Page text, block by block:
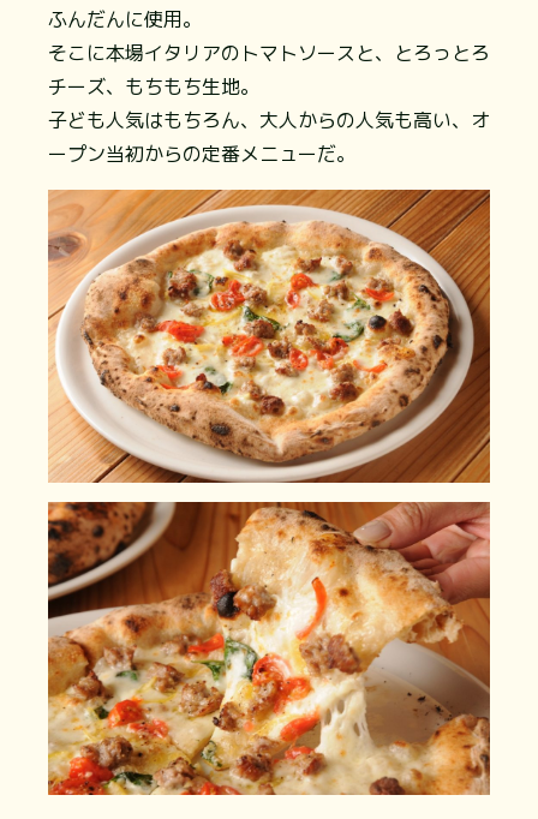
ふんだんに使用。
そこに本場イタリアのトマトソースと、とろっとろ
チーズ、もちもち生地。
子ども人気はもちろん、大人からの人気も高い、オ
ープン当初からの定番メニューだ。